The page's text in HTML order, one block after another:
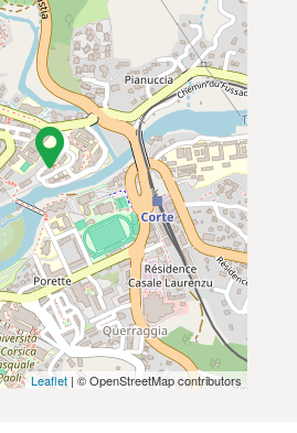
Leaflet | © OpenStreetMap contributors